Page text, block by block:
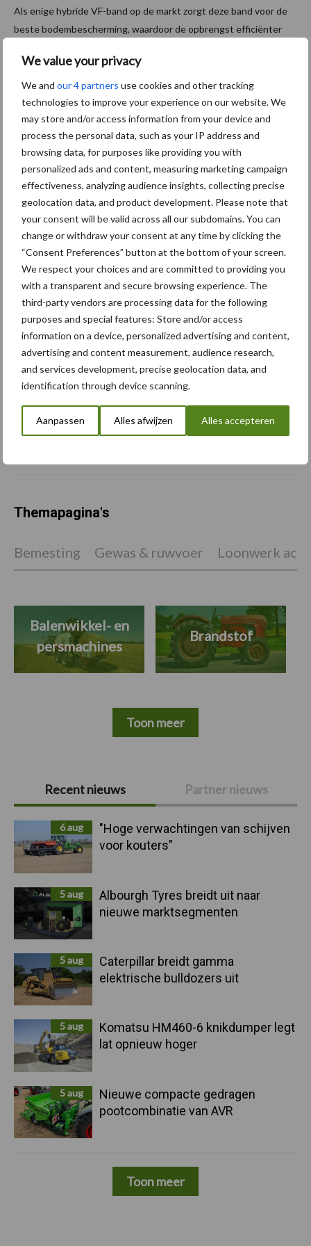
We value your privacy
We and our 4 partners use cookies and other tracking
technologies to improve your experience on our website. We
may store and/or access information from your device and
process the personal data, such as your IP address and
browsing data, for purposes like providing you with
personalized ads and content, measuring marketing campaign
effectiveness, analyzing audience insights, collecting precise
geolocation data, and product development. Please note that
your consent will be valid across all our subdomains. You can
change or withdraw your consent at any time by clicking the
“Consent Preferences” button at the bottom of your screen.
We respect your choices and are committed to providing you
with a transparent and secure browsing experience. The
third-party vendors are processing data for the following
purposes and special features: Store and/or access
information on a device, personalized advertising and content,
advertising and content measurement, audience research,
and services development, precise geolocation data, and
identification through device scanning.
Aanpassen Alles afwijzen Alles accepteren
Als enige hybride VF-band op de markt zorgt deze band voor de
beste bodembescherming, waardoor de opbrengst efficiënter
standaard bandenspanning of 40 procent lagere druk bij
standaard belasting van de banden, wat leidt tot een betere
efficiëntie,” zegt Ole Baek, Vice President North & West bij
YOHT.
Bron: Yokohama
Primaire
Sidebar
Recent nieuws Partner nieuws
6 aug
"Hoge verwachtingen van schijven
voor kouters"
5 aug
Albourgh Tyres breidt uit naar
nieuwe marktsegmenten
5 aug
Caterpillar breidt gamma
elektrische bulldozers uit
5 aug
Komatsu HM460-6 knikdumper legt
lat opnieuw hoger
5 aug
Nieuwe compacte gedragen
pootcombinatie van AVR
Toon meer
Aanbevolen voor jou! tractorbanden
Juiste bandenspanning
levert meetbare
brandstofbesparing op bij
transportwerk
“Als je de bodem wilt
ontlasten, moet je de meest
flexibele band hebben die er
is”
Praktijkdag in Prescot toont
invloed van bandenkeus en
bandenspanning
Themapagina's
Bemesting Gewas & ruwvoer Loonwerk
Balenwikkel- en
persmachines
Brandstof
Toon meer